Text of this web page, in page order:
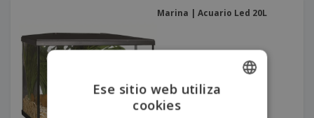
Marina | Acuario Led 20L
Ese sitio web utiliza
cookies